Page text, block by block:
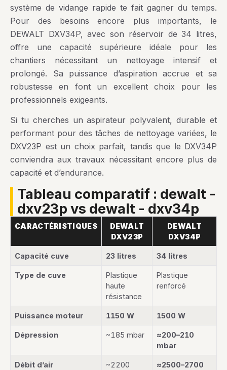
système de vidange rapide te fait gagner du temps.
Pour des besoins encore plus importants, le
DEWALT DXV34P, avec son réservoir de 34 litres,
offre une capacité supérieure idéale pour les
chantiers nécessitant un nettoyage intensif et
prolongé. Sa puissance d’aspiration accrue et sa
robustesse en font un excellent choix pour les
professionnels exigeants.
Si tu cherches un aspirateur polyvalent, durable et
performant pour des tâches de nettoyage variées, le
DXV23P est un choix parfait, tandis que le DXV34P
conviendra aux travaux nécessitant encore plus de
capacité et d’endurance.
tableau comparatif : dewalt -
dxv23p vs dewalt - dxv34p
CARACTÉRISTIQUES
DEWALT
DXV23P
DEWALT
DXV34P
Capacité cuve 23 litres 34 litres
Type de cuve
Plastique
haute
résistance
Plastique
renforcé
Puissance moteur 1150 W 1500 W
Dépression ~185 mbar
≈200–210
mbar
Débit d’air
~2200
≈2500–2700